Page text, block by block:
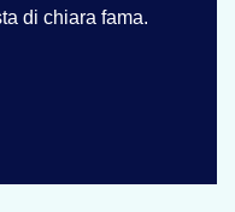
di chiara fama.